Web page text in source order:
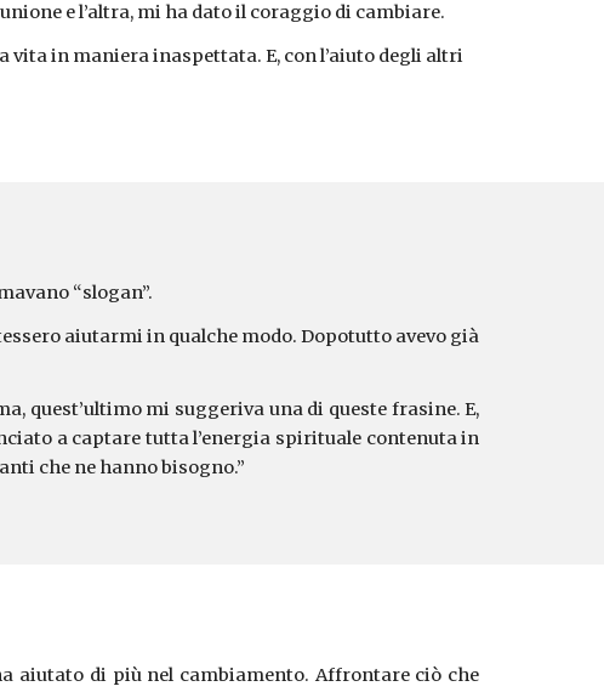
e l’altra, mi ha dato il coraggio di cambiare.
vita in maniera inaspettata. E, con l’aiuto degli altri
“slogan”.
aiutarmi in qualche modo. Dopotutto avevo già
quest’ultimo mi suggeriva una di queste frasine. E,
a captare tutta l’energia spirituale contenuta in
che ne hanno bisogno.”
aiutato di più nel cambiamento. Affrontare ciò che